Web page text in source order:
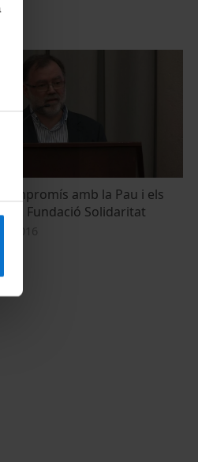
compromís amb la Pau i els
Fundació Solidaritat